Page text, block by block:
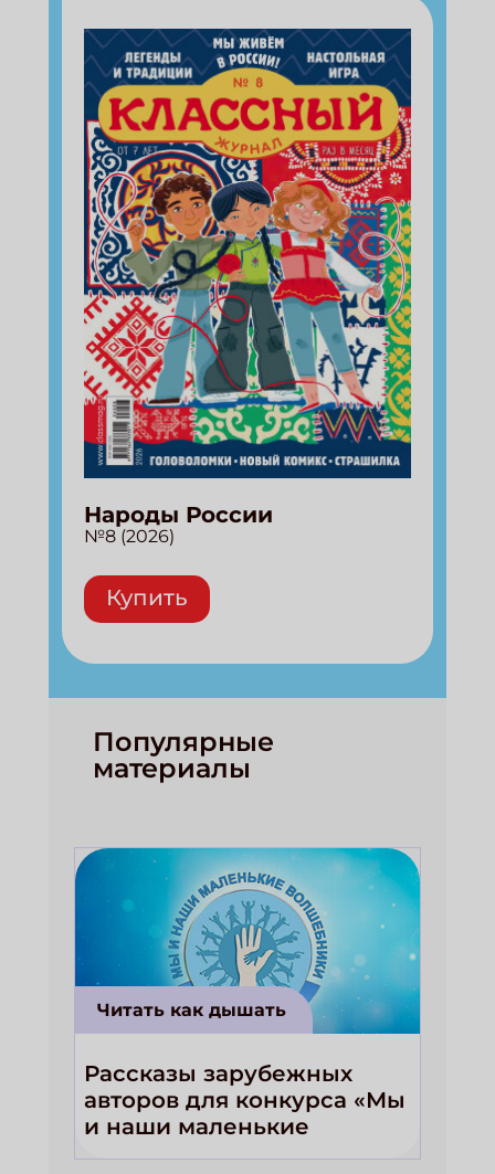
Народы России
№8 (2026)
Купить
Популярные
материалы
Читать как дышать
Рассказы зарубежных
авторов для конкурса «Мы
и наши маленькие
волшебники!»